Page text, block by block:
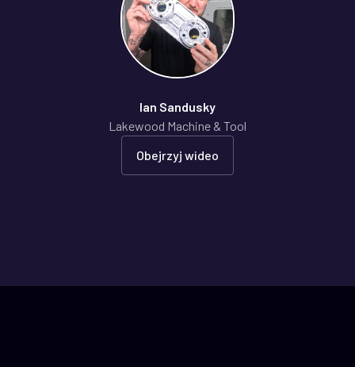
Ian Sandusky
Lakewood Machine & Tool
Obejrzyj wideo